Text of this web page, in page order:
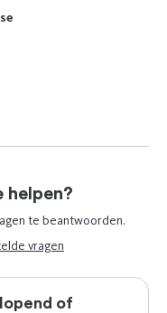
helpen?
te beantwoorden.
vragen
of